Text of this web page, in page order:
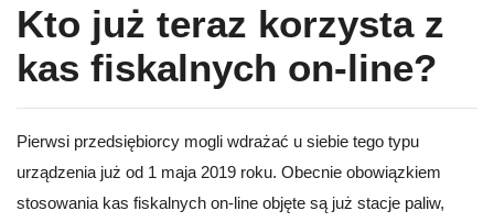
Kto już teraz korzysta z
kas fiskalnych on-line?
Pierwsi przedsiębiorcy mogli wdrażać u siebie tego typu
urządzenia już od 1 maja 2019 roku. Obecnie obowiązkiem
stosowania kas fiskalnych on-line objęte są już stacje paliw,